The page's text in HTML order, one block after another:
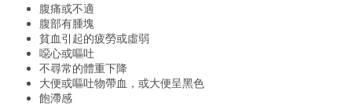
腹痛或不適
腹部有腫塊
貧血引起的疲勞或虛弱
噁心或嘔吐
不尋常的體重下降
大便或嘔吐物帶血，或大便呈黑色
飽滯感